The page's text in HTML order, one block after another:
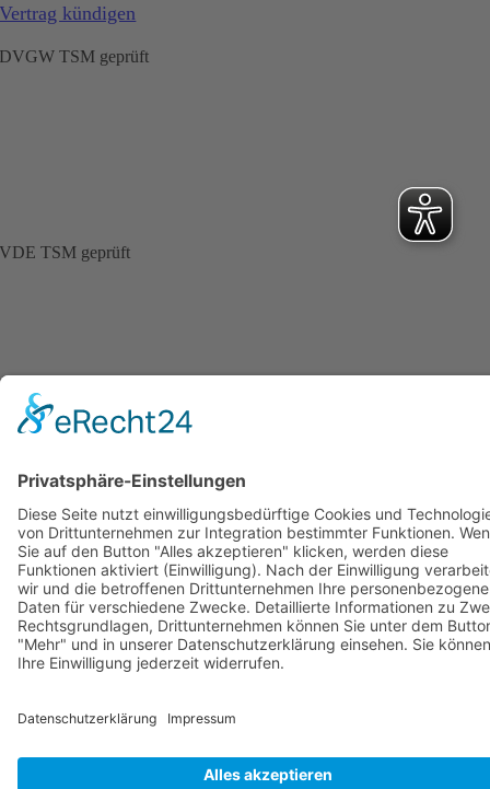
Vertrag kündigen
DVGW TSM geprüft
VDE TSM geprüft
Page load link
Nach oben